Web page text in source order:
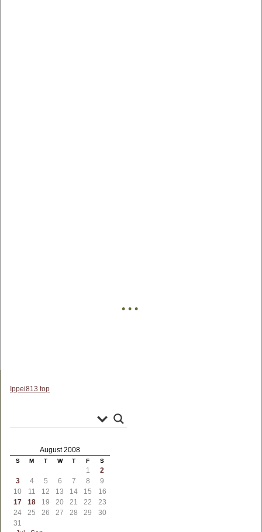
• • •
Ippei813 top
August 2008
S M T W T F S
1
2
3
4 5 6 7 8
9
10
11 12 13 14 15
16
17
18 19 20 21 22
23
24
25 26 27 28 29
30
31